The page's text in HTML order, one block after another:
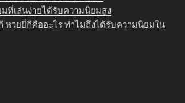
ที่เล่นง่ายได้รับความนิยมสูง
หวยยี่กีคืออะไร ทำไมถึงได้รับความนิยมใน